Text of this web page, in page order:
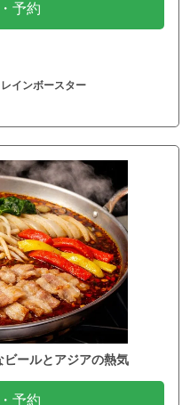
予約
インボースター
ールとアジアの熱気
予約